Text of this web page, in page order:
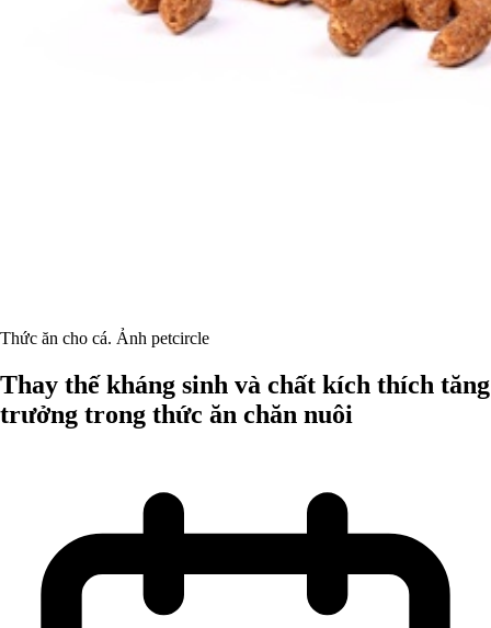
Thức ăn cho cá. Ảnh petcircle
Thay thế kháng sinh và chất kích thích tăng
trưởng trong thức ăn chăn nuôi